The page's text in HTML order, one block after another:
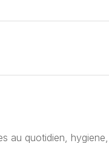
au quotidien,